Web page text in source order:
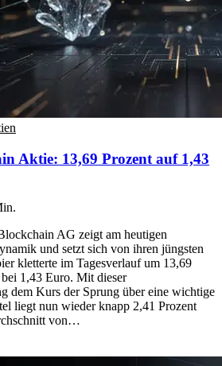
Aktie: 13,69 Prozent auf 1,43
AG zeigt am heutigen
und setzt sich von ihren jüngsten
kletterte im Tagesverlauf um 13,69
1,43 Euro. Mit dieser
dem Kurs der Sprung über eine wichtige
liegt nun wieder knapp 2,41 Prozent
von…